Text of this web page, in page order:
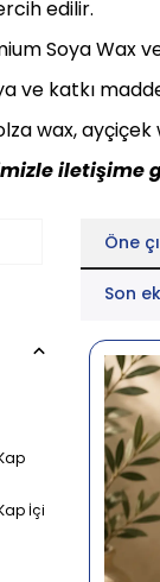
edilir.
Soya Wax
ve katkı
wax,
iletişime
Öne
Son
İçi